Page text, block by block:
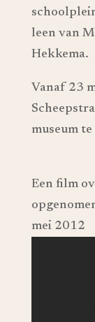
leen van
Hekkema.
Vanaf 23
museum
Een film
mei 2012